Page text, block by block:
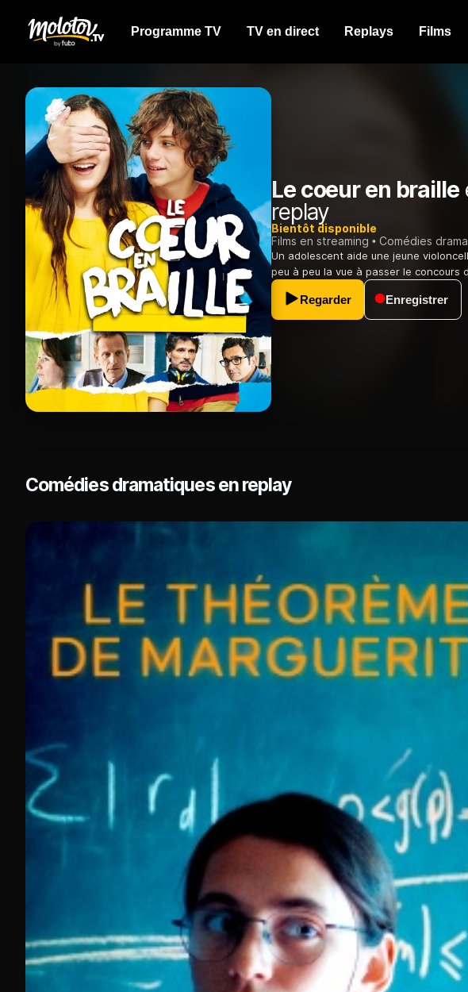
Programme TV TV en direct Replays Films
Le coeur en braille
replay
Bientôt disponible
Films en streaming
Comédies
Un adolescent aide une jeune
peu à peu la vue à passer le concours
Regarder Enregistrer
Comédies dramatiques en replay